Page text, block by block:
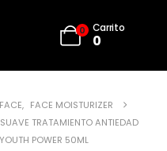
0 Carrito
0
FACE, FACE MOISTURIZER
TRATAMIENTO ANTIEDAD
POWER 50ML